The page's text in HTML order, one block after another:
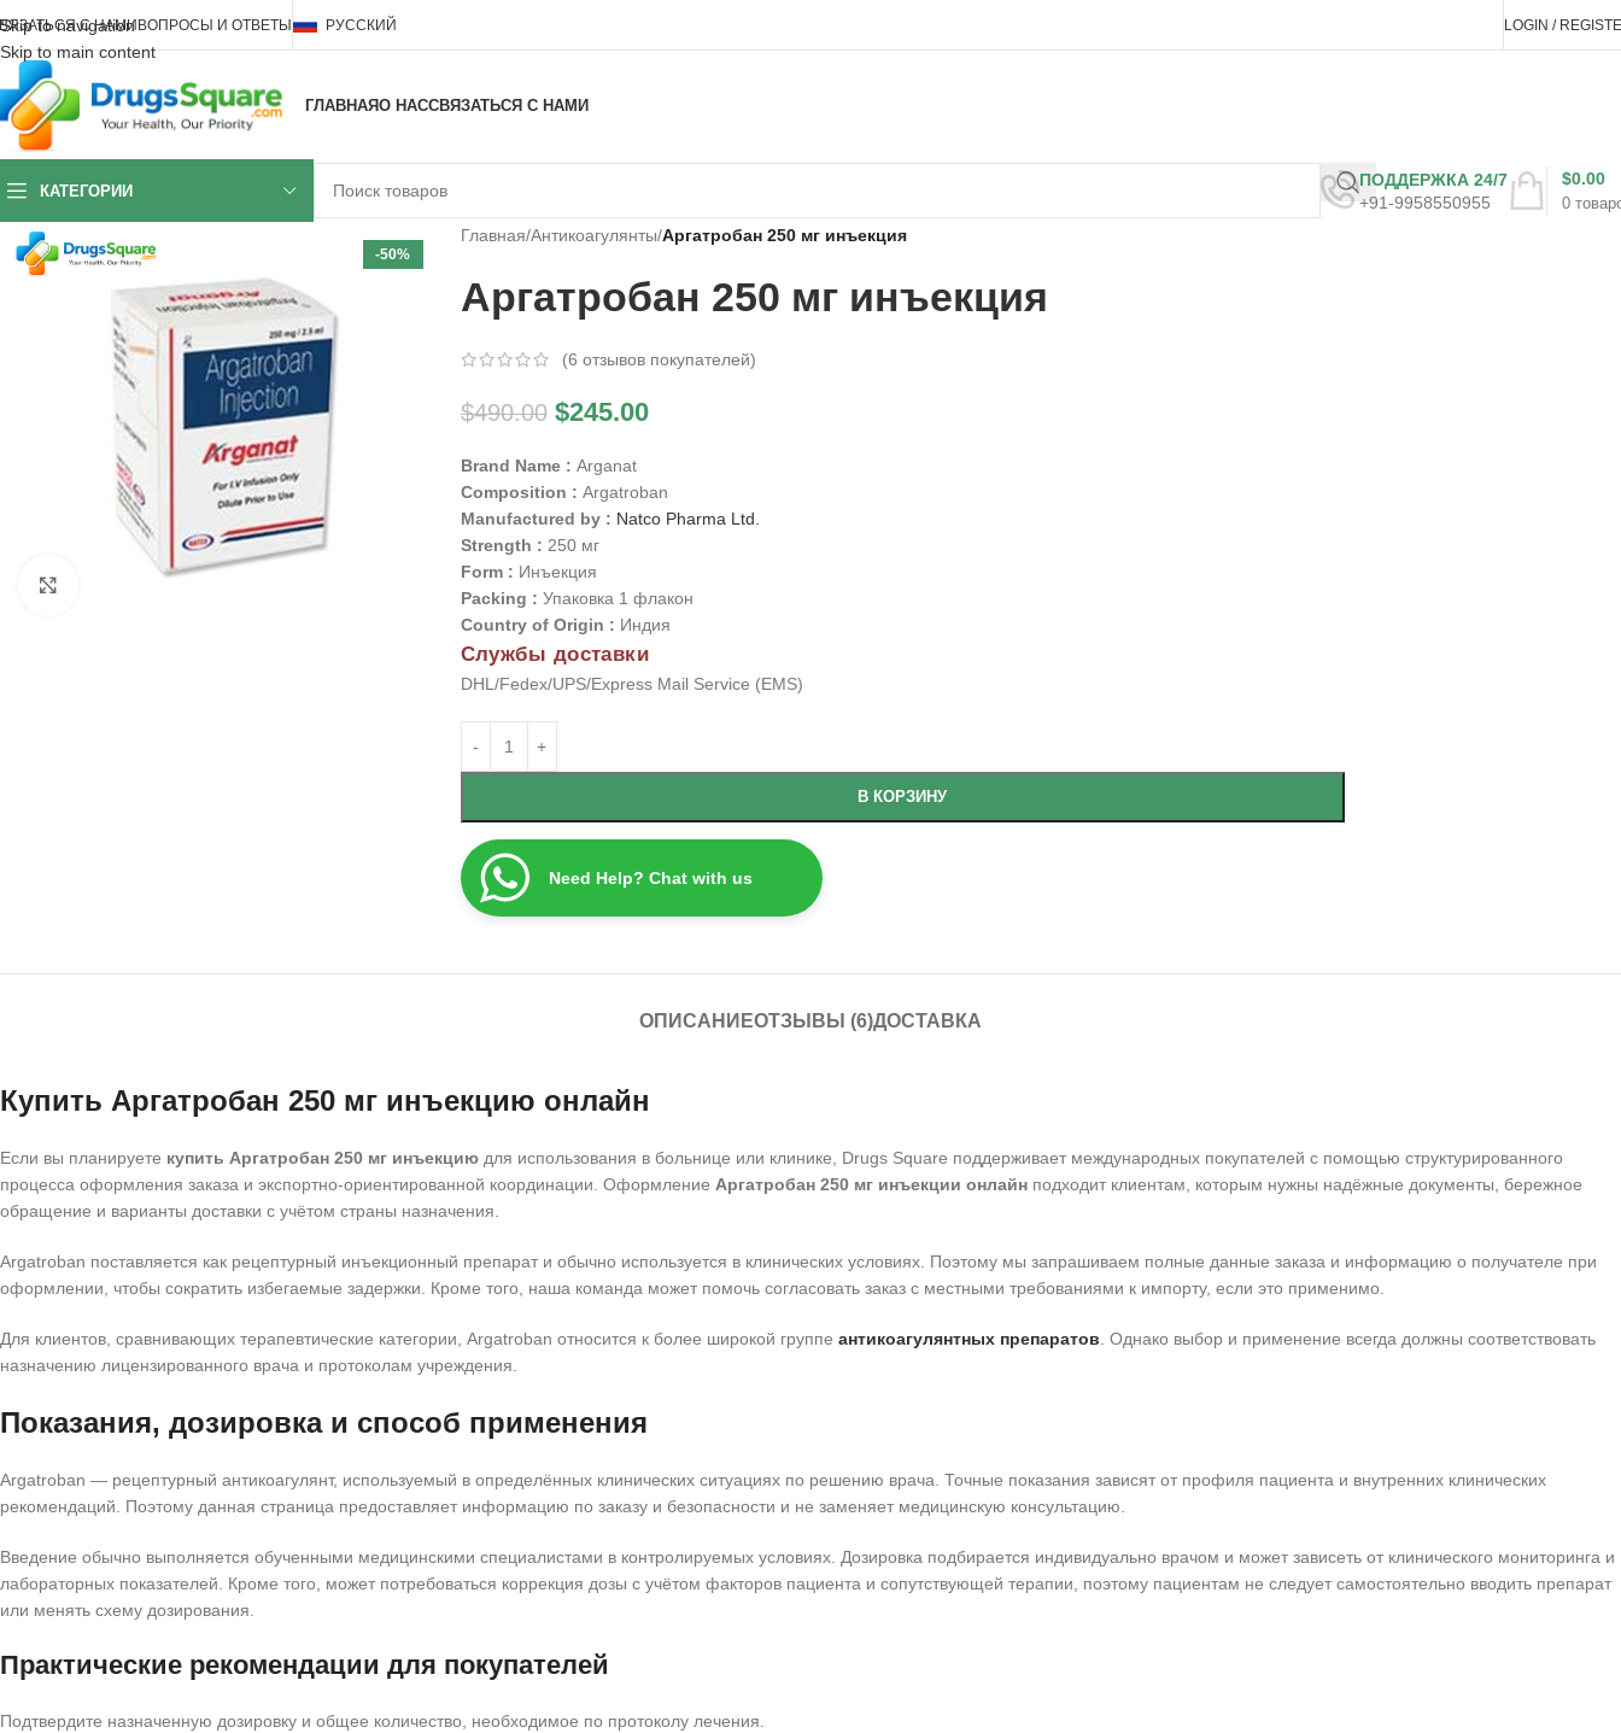
Skip to navigation
Skip to main content
С НАМИВОПРОСЫ И ОТВЕТЫ РУССКИЙ LOGIN /
ГЛАВНАЯО НАССВЯЗАТЬСЯ С НАМИ
КАТЕГОРИИ
ПОДДЕРЖКА 24/7
+91-9958550955
0
$0.00
-50%
Главная/Антикоагулянты/Аргатробан 250 мг инъекция
Аргатробан 250 мг инъекция
(6 отзывов покупателей)
$490.00 $245.00
Brand Name : Arganat
Composition : Argatroban
Manufactured by : Natco Pharma Ltd.
Strength : 250 мг
Form : Инъекция
Packing : Упаковка 1 флакон
Country of Origin : Индия
Службы доставки
DHL/Fedex/UPS/Express Mail Service (EMS)
В КОРЗИНУ
Need Help? Chat with us
ОПИСАНИЕОТЗЫВЫ (6)ДОСТАВКА
Купить Аргатробан 250 мг инъекцию онлайн
Если вы планируете купить Аргатробан 250 мг инъекцию для использования в больнице или клинике, Drugs Square поддерживает международных покупателей с помощью структурированного
процесса оформления заказа и экспортно-ориентированной координации. Оформление Аргатробан 250 мг инъекции онлайн подходит клиентам, которым нужны надёжные документы, бережное
обращение и варианты доставки с учётом страны назначения.
Argatroban поставляется как рецептурный инъекционный препарат и обычно используется в клинических условиях. Поэтому мы запрашиваем полные данные заказа и информацию о получателе при
оформлении, чтобы сократить избегаемые задержки. Кроме того, наша команда может помочь согласовать заказ с местными требованиями к импорту, если это применимо.
Для клиентов, сравнивающих терапевтические категории, Argatroban относится к более широкой группе антикоагулянтных препаратов. Однако выбор и применение всегда должны соответствовать
назначению лицензированного врача и протоколам учреждения.
Показания, дозировка и способ применения
Argatroban — рецептурный антикоагулянт, используемый в определённых клинических ситуациях по решению врача. Точные показания зависят от профиля пациента и внутренних клинических
рекомендаций. Поэтому данная страница предоставляет информацию по заказу и безопасности и не заменяет медицинскую консультацию.
Введение обычно выполняется обученными медицинскими специалистами в контролируемых условиях. Дозировка подбирается индивидуально врачом и может зависеть от клинического мониторинга и
лабораторных показателей. Кроме того, может потребоваться коррекция дозы с учётом факторов пациента и сопутствующей терапии, поэтому пациентам не следует самостоятельно вводить препарат
или менять схему дозирования.
Практические рекомендации для покупателей
Подтвердите назначенную дозировку и общее количество, необходимое по протоколу лечения.